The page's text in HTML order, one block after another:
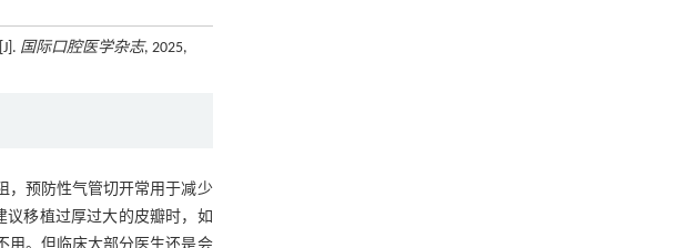
国际口腔医学杂志, 2025,
，预防性气管切开常用于减少
议移植过厚过大的皮瓣时，如